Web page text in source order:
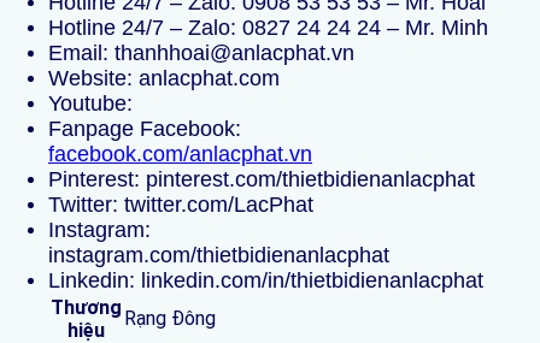
Hotline 24/7 – Zalo: 0827 24 24 24 – Mr. Minh
Email: thanhhoai@anlacphat.vn
Website: anlacphat.com
Youtube:
Fanpage Facebook:
facebook.com/anlacphat.vn
Pinterest: pinterest.com/thietbidienanlacphat
Twitter: twitter.com/LacPhat
Instagram:
instagram.com/thietbidienanlacphat
Linkedin: linkedin.com/in/thietbidienanlacphat
Thương
hiệu
Rạng Đông